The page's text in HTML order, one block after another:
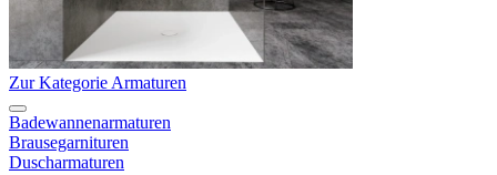
Zur Kategorie Armaturen
Badewannenarmaturen
Brausegarnituren
Duscharmaturen